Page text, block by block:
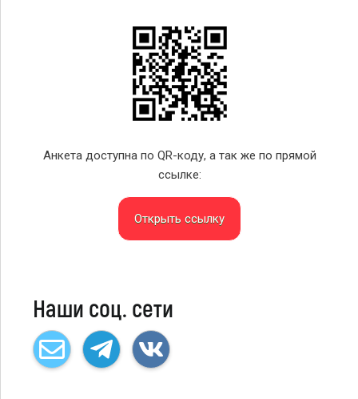
Анкета доступна по QR-коду, а так же по прямой
ссылке:
Открыть ссылку
Наши соц. сети